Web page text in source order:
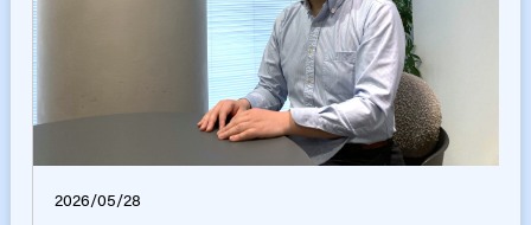
2026/05/28